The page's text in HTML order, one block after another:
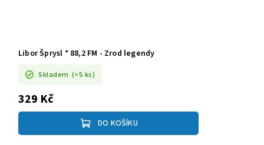
Libor Šprysl * 88,2 FM - Zrod legendy
Skladem (>5 ks)
329 Kč
DO KOŠÍKU